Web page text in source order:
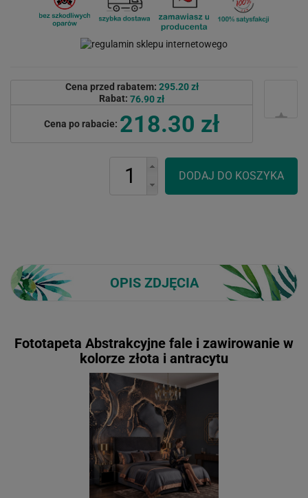
Cena przed rabatem: 295.20 zł
Rabat: 76.90 zł
Cena po rabacie: 218.30 zł
OPIS ZDJĘCIA
Fototapeta Abstrakcyjne fale i zawirowanie w
kolorze złota i antracytu